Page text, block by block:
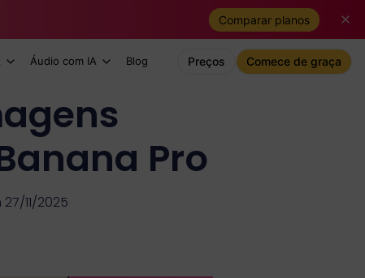
Comparar planos
Áudio com IA Blog Preços Comece de graça
Pro
11/2025